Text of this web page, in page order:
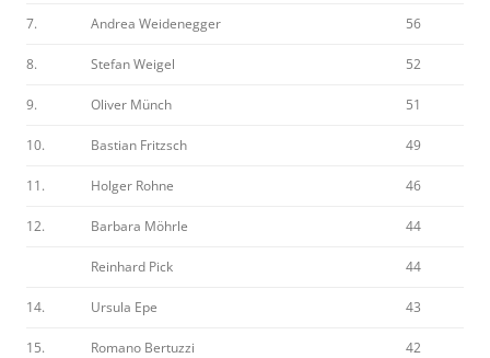
7. Andrea Weidenegger 56
8. Stefan Weigel 52
9. Oliver Münch 51
10. Bastian Fritzsch 49
11. Holger Rohne 46
12. Barbara Möhrle 44
Reinhard Pick 44
14. Ursula Epe 43
15. Romano Bertuzzi 42